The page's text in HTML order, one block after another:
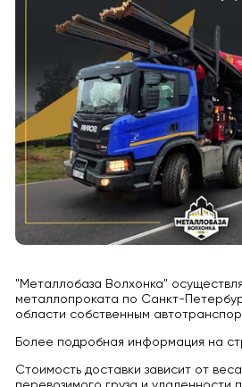
"Металлобаза Волхонка"
металлопроката по Санкт-
области собственным
Более подробная информация на
Стоимость доставки зависит от